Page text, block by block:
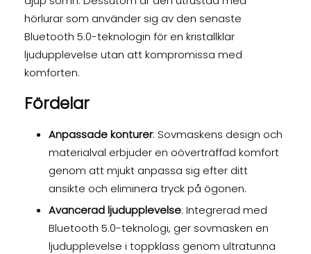
hörlurar som använder sig av den senaste
Bluetooth 5.0-teknologin för en kristallklar
ljudupplevelse utan att kompromissa med
komforten.
Fördelar
Anpassade konturer: Sovmaskens design och
materialval erbjuder en oöverträffad komfort
genom att mjukt anpassa sig efter ditt
ansikte och eliminera tryck på ögonen.
Avancerad ljudupplevelse: Integrerad med
Bluetooth 5.0-teknologi, ger sovmasken en
ljudupplevelse i toppklass genom ultratunna